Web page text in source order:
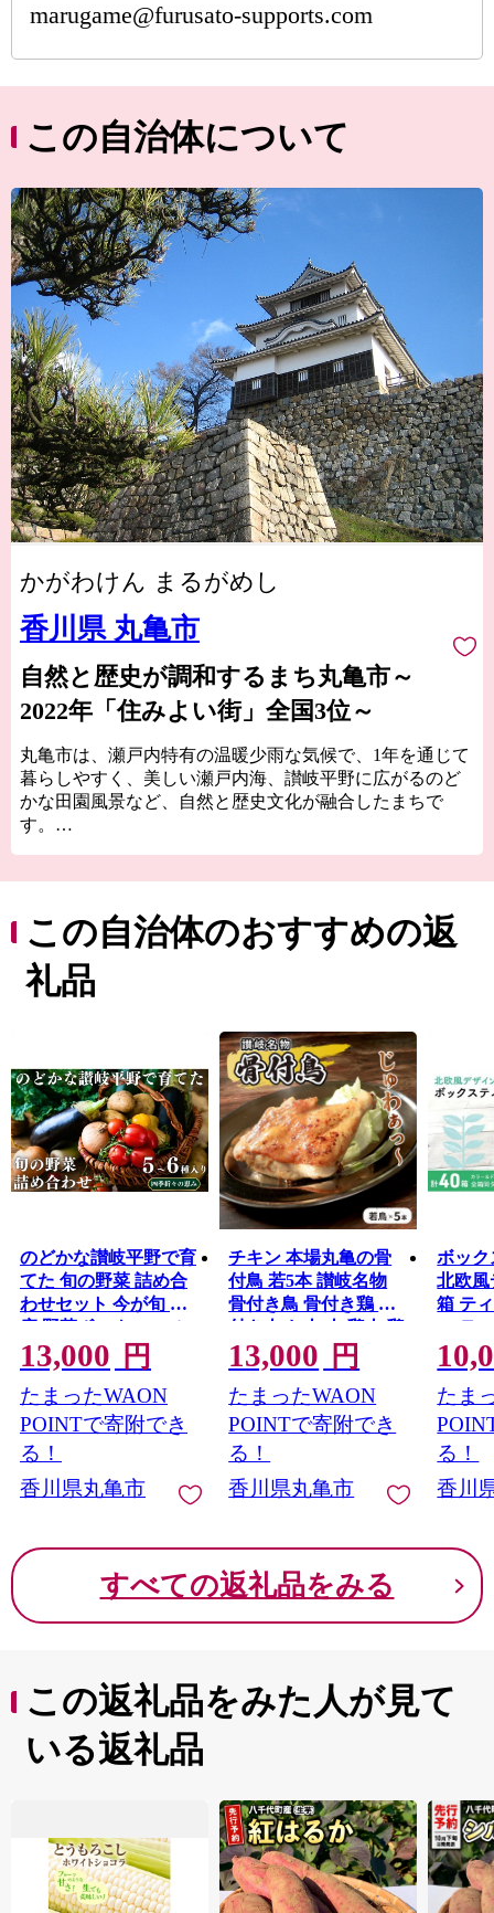
marugame@furusato-supports.com
この自治体について
かがわけん まるがめし
香川県 丸亀市
自然と歴史が調和するまち丸亀市～
2022年「住みよい街」全国3位～
丸亀市は、瀬戸内特有の温暖少雨な気候で、1年を通じて
暮らしやすく、美しい瀬戸内海、讃岐平野に広がるのど
かな田園風景など、自然と歴史文化が融合したまちで
す。
豊かな自然と長い歴史、そこで培われた多様な文化や特
産品など多くの資源に恵まれており、中讃地域の中心市
として、さらなる成長を続けています。
この自治体のおすすめの返
礼品
のどかな讃岐平野で育
てた 旬の野菜 詰め合
わせセット 今が旬 健
康 野菜ボックス ヘル
シー食材 トマト サツ
マイモ 新鮮 とれたて
季節 自家栽培 珍しい
美味しい たっぷり
13,000 円
たまったWAON
POINTで寄附でき
る！
香川県丸亀市
チキン 本場丸亀の骨
付鳥 若5本 讃岐名物
骨付き鳥 骨付き鶏 骨
付き肉 お肉 肉 鶏肉 鶏
鶏もも肉 もも ロース
トチキン セット 詰め
合わせ 惣菜 加工肉 加
工品 冷凍 おかず アウ
トドア BBQ キャンプ
食品 香川県 香川 丸亀
市 丸亀
13,000 円
たまったWAON
POINTで寄附でき
る！
香川県丸亀市
ボック
北欧風
箱 テ
ー テ
消耗
クステ
ュペ
ティシ
ーペ
かわい
たま
る！
香川
すべての返礼品をみる
この返礼品をみた人が見て
いる返礼品